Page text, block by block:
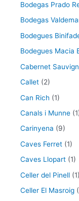
Bodegas Prado
Bodegas
Bodegues
Bodegues Macia
Cabernet
Callet (2)
Can Rich (1)
Canals i Munne
Carinyena (9)
Caves Ferret (1)
Caves Llopart (1)
Celler del Pinell (1)
Celler El Masroig